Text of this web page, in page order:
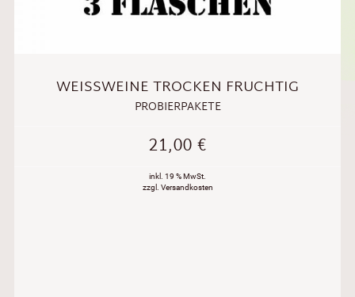
WEISSWEINE TROCKEN FRUCHTIG
PROBIERPAKETE
21,00€
inkl. 19 % MwSt.
zzgl. Versandkosten